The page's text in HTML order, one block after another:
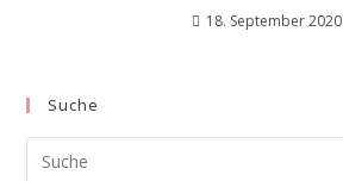
18. September 2020
Suche
Suche